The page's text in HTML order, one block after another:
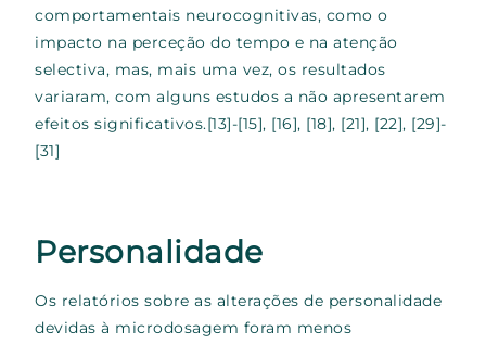
comportamentais neurocognitivas, como o
impacto na perceção do tempo e na atenção
selectiva, mas, mais uma vez, os resultados
variaram, com alguns estudos a não apresentarem
efeitos significativos.[13]-[15], [16], [18], [21], [22], [29]-
[31]
Personalidade
Os relatórios sobre as alterações de personalidade
devidas à microdosagem foram menos